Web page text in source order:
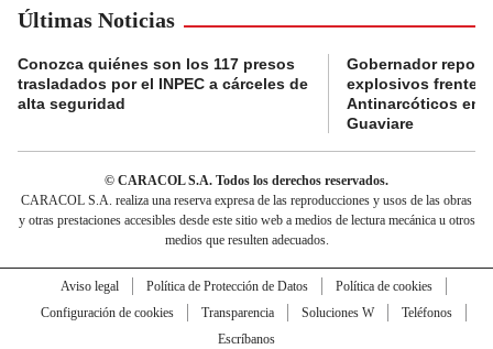
Últimas Noticias
Conozca quiénes son los 117 presos
trasladados por el INPEC a cárceles de
alta seguridad
Gobernador
explosivos frente a
Antinarcóticos en
Guaviare
© CARACOL S.A. Todos los derechos reservados.
CARACOL S.A. realiza una reserva expresa de las reproducciones y usos de las obras
y otras prestaciones accesibles desde este sitio web a medios de lectura mecánica u otros
medios que resulten adecuados.
Aviso legal Política de Protección de Datos
Política de cookies
Configuración de cookies
Transparencia Soluciones W
Teléfonos
Escríbanos